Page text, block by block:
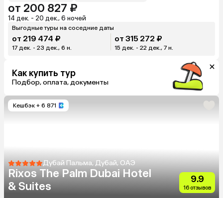
от 200 827 ₽
14 дек. - 20 дек., 6 ночей
Выгодные туры на соседние даты
от 219 474 ₽
17 дек. - 23 дек., 6 н.
от 315 272 ₽
15 дек. - 22 дек., 7 н.
Как купить тур
Подбор, оплата, документы
Кешбэк + 6 871
Дубай Пальма, Дубай, ОАЭ
Rixos The Palm Dubai Hotel
& Suites
9.9
16 отзывов